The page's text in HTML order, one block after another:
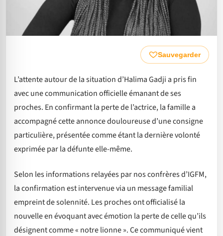
Sauvegarder
L’attente autour de la situation d’Halima Gadji a pris fin
avec une communication officielle émanant de ses
proches. En confirmant la perte de l’actrice, la famille a
accompagné cette annonce douloureuse d’une consigne
particulière, présentée comme étant la dernière volonté
exprimée par la défunte elle-même.
Selon les informations relayées par nos confrères d’IGFM,
la confirmation est intervenue via un message familial
empreint de solennité. Les proches ont officialisé la
nouvelle en évoquant avec émotion la perte de celle qu’ils
désignent comme « notre lionne ». Ce communiqué vient